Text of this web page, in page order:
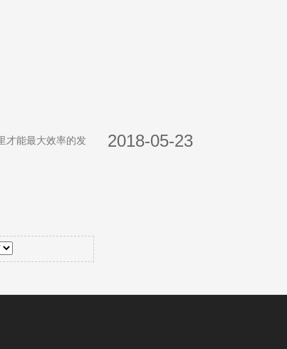
才能最大效率的发
2018-05-23